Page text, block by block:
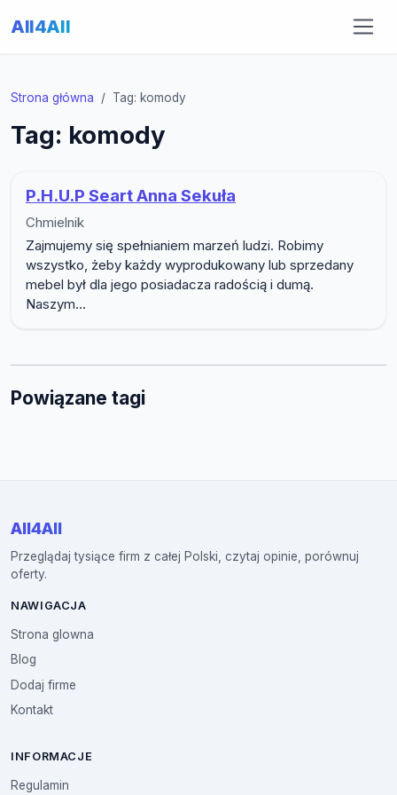
All4All
Strona główna Tag: komody
Tag: komody
P.H.U.P Seart Anna Sekuła
Chmielnik
Zajmujemy się spełnianiem marzeń ludzi. Robimy
wszystko, żeby każdy wyprodukowany lub sprzedany
mebel był dla jego posiadacza radością i dumą.
Naszym...
Powiązane tagi
All4All
Przeglądaj tysiące firm z całej Polski, czytaj opinie, porównuj
oferty.
NAWIGACJA
Strona glowna
Blog
Dodaj firme
Kontakt
INFORMACJE
Regulamin